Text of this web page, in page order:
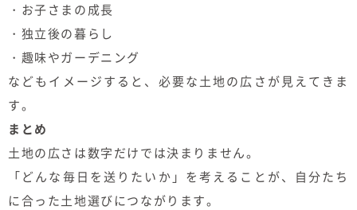
・お子さまの成長
・独立後の暮らし
・趣味やガーデニング
などもイメージすると、必要な土地の広さが見えてきま
す。
まとめ
土地の広さは数字だけでは決まりません。
「どんな毎日を送りたいか」を考えることが、自分たち
に合った土地選びにつながります。